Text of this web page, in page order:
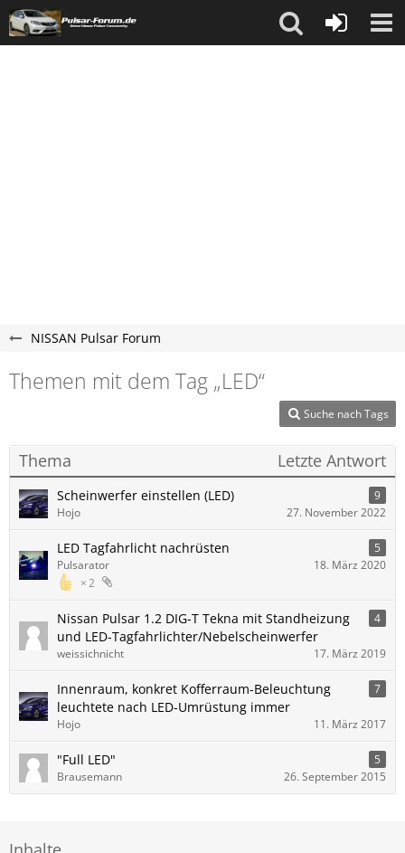
NISSAN Pulsar Forum
Themen mit dem Tag „LED“
Suche nach Tags
Thema Letzte Antwort
Scheinwerfer einstellen (LED)
9
Hojo
27. November 2022
LED Tagfahrlicht nachrüsten 5
2
Pulsarator 18. März 2020
Nissan Pulsar 1.2 DIG-T Tekna mit Standheizung
und LED-Tagfahrlichter/Nebelscheinwerfer
4
weissichnicht 17. März 2019
Innenraum, konkret Kofferraum-Beleuchtung
leuchtete nach LED-Umrüstung immer
7
Hojo 11. März 2017
"Full LED"
5
Brausemann
26. September 2015